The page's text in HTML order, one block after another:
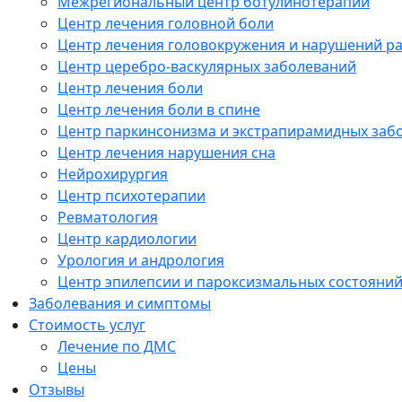
Центр лечения головной боли
Центр лечения головокружения и нарушений
Центр церебро-васкулярных заболеваний
Центр лечения боли
Центр лечения боли в спине
Центр паркинсонизма и экстрапирамидных
Центр лечения нарушения сна
Нейрохирургия
Центр психотерапии
Ревматология
Центр кардиологии
Урология и андрология
Центр эпилепсии и пароксизмальных состояний
Заболевания и симптомы
Стоимость услуг
Лечение по ДМС
Цены
Отзывы